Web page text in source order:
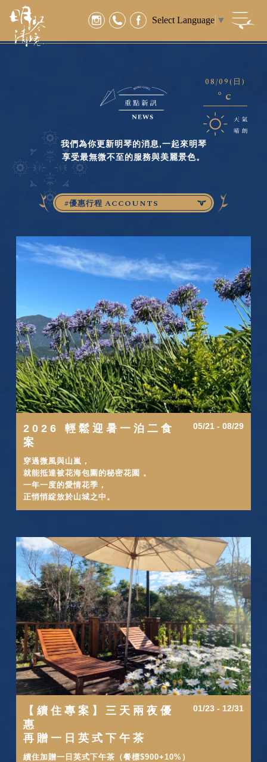
Select Language ▼
08/09(日)
°c
我們為你更新明琴的消息,一起來明琴
享受最無微不至的服務與美麗景色。
#優惠行程 ACCOUNTS
2026 輕鬆迎暑一泊二食
案
05/21 - 08/29
穿過微風與山嵐，
就能抵達被花海包圍的秘密花園 。
一年一度的愛情花季，
正悄悄綻放於山城之中。
【續住專案】三天兩夜優
惠
再贈一日英式下午茶
01/23 - 12/31
續住加贈一日英式下午茶（餐標$900+10%）